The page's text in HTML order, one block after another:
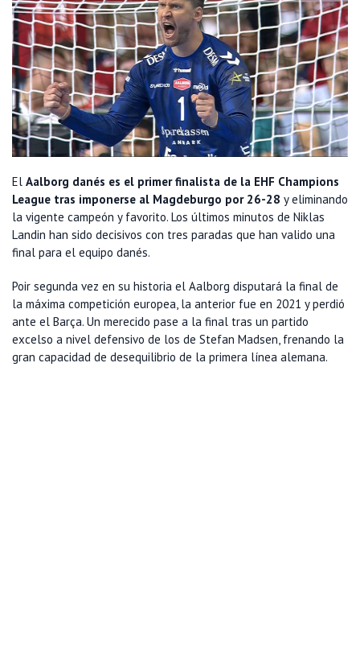
El Aalborg danés es el primer finalista de la EHF Champions
League tras imponerse al Magdeburgo por 26-28 y eliminando
la vigente campeón y favorito. Los últimos minutos de Niklas
Landin han sido decisivos con tres paradas que han valido una
final para el equipo danés.
Poir segunda vez en su historia el Aalborg disputará la final de
la máxima competición europea, la anterior fue en 2021 y perdió
ante el Barça. Un merecido pase a la final tras un partido
excelso a nivel defensivo de los de Stefan Madsen, frenando la
gran capacidad de desequilibrio de la primera línea alemana.